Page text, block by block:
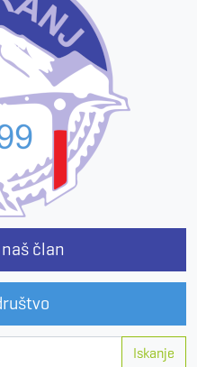
član
Iskanje